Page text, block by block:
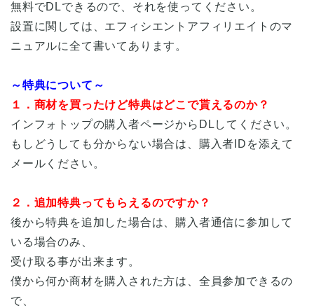
無料でDLできるので、それを使ってください。
設置に関しては、エフィシエントアフィリエイトのマ
ニュアルに全て書いてあります。
～特典について～
１．商材を買ったけど特典はどこで貰えるのか？
インフォトップの購入者ページからDLしてください。
もしどうしても分からない場合は、購入者IDを添えて
メールください。
２．追加特典ってもらえるのですか？
後から特典を追加した場合は、購入者通信に参加して
いる場合のみ、
受け取る事が出来ます。
僕から何か商材を購入された方は、全員参加できるの
で、